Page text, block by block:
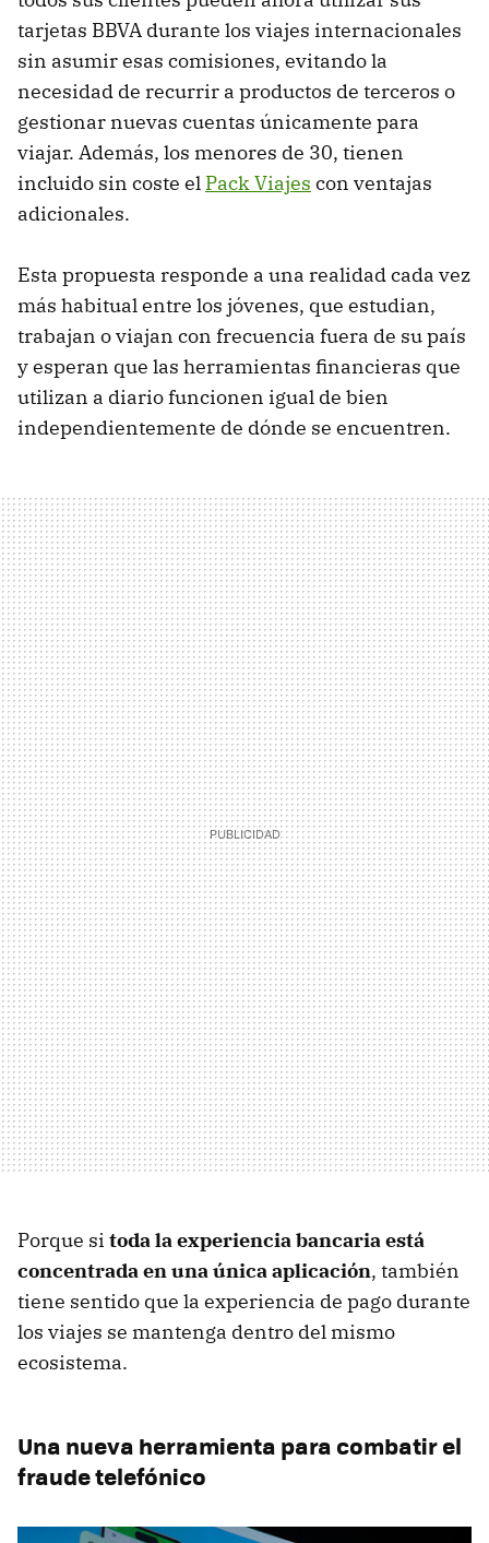
tarjetas BBVA durante los viajes internacionales
sin asumir esas comisiones, evitando la
necesidad de recurrir a productos de terceros o
gestionar nuevas cuentas únicamente para
viajar. Además, los menores de 30, tienen
incluido sin coste el Pack Viajes con ventajas
adicionales.
Esta propuesta responde a una realidad cada vez
más habitual entre los jóvenes, que estudian,
trabajan o viajan con frecuencia fuera de su país
y esperan que las herramientas financieras que
utilizan a diario funcionen igual de bien
independientemente de dónde se encuentren.
Porque si toda la experiencia bancaria está
concentrada en una única aplicación, también
tiene sentido que la experiencia de pago durante
los viajes se mantenga dentro del mismo
ecosistema.
Una nueva herramienta para combatir el
fraude telefónico